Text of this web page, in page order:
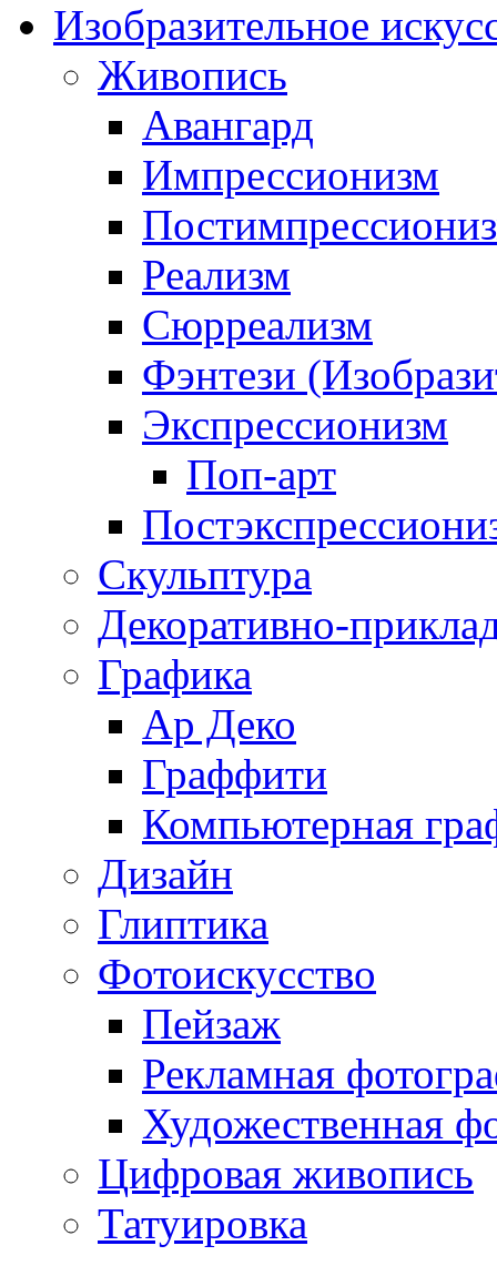
Изобразительное
Живопись
Авангард
Импрессионизм
Реализм
Сюрреализм
Фэнтези
Экспрессионизм
Поп-арт
Скульптура
Декоративно-
Графика
Ар Деко
Граффити
Компьютерная
Дизайн
Глиптика
Фотоискусство
Пейзаж
Рекламная
Художественная
Цифровая живопись
Татуировка